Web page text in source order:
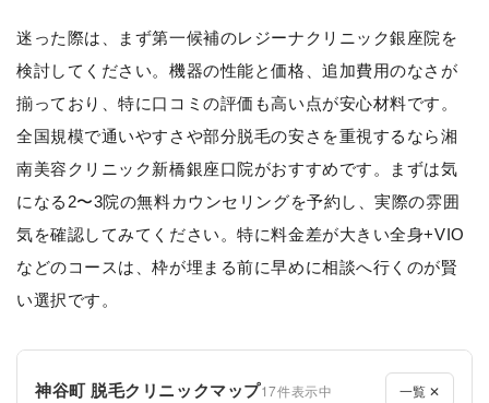
迷った際は、まず第一候補のレジーナクリニック銀座院を
検討してください。機器の性能と価格、追加費用のなさが
揃っており、特に口コミの評価も高い点が安心材料です。
全国規模で通いやすさや部分脱毛の安さを重視するなら湘
南美容クリニック新橋銀座口院がおすすめです。まずは気
になる2〜3院の無料カウンセリングを予約し、実際の雰囲
気を確認してみてください。特に料金差が大きい全身+VIO
などのコースは、枠が埋まる前に早めに相談へ行くのが賢
い選択です。
神谷町 脱毛クリニックマップ17件表示中 一覧 ✕